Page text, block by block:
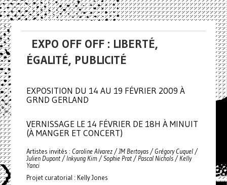
EXPO OFF OFF : LIBERTÉ,
ÉGALITÉ, PUBLICITÉ
EXPOSITION DU 14 AU 19 FÉVRIER 2009 À
GRND GERLAND
VERNISSAGE LE 14 FÉVRIER DE 18H À MINUIT
(À MANGER ET CONCERT)
Artistes invités : Caroline Alvarez / JM Bertoyas / Grégory Cuquel /
Julien Dupont / Inkyung Kim / Sophie Prat / Pascal Nichols / Kelly
Yanci
Projet curatorial : Kelly Jones